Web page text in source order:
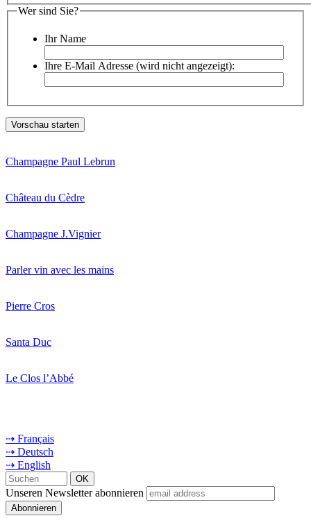
Wer sind Sie?
Ihr Name
Ihre E-Mail Adresse (wird nicht angezeigt):
Champagne Paul Lebrun
Château du Cèdre
Champagne J.Vignier
Parler vin avec les mains
Pierre Cros
Santa Duc
Le Clos l’Abbé
⇢ Français
⇢ Deutsch
⇢ English
Unseren Newsletter abonnieren